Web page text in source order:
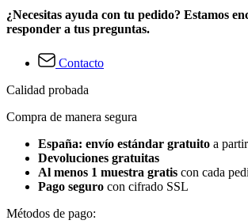
¿Necesitas ayuda con tu pedido? Estamos
responder a tus preguntas.
Contacto
Calidad probada
Compra de manera segura
España: envío estándar gratuito a
Devoluciones gratuitas
Al menos 1 muestra gratis con cada
Pago seguro con cifrado SSL
Métodos de pago: